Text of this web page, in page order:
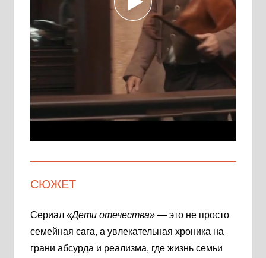
СЮЖЕТ
Сериал «Дети отечества» — это не просто
семейная сага, а увлекательная хроника на
грани абсурда и реализма, где жизнь семьи